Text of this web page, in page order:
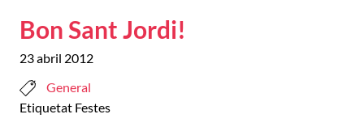
Bon Sant Jordi!
23 abril 2012
General
Etiquetat Festes